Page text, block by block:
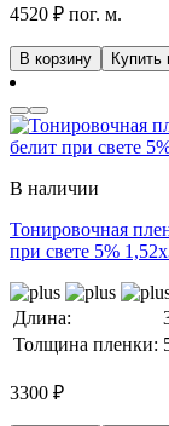
4520 ₽ пог. м.
В корзину Купить
В наличии
Тонировочная
при свете 5%
Длина:
Толщина пленки:
3300 ₽